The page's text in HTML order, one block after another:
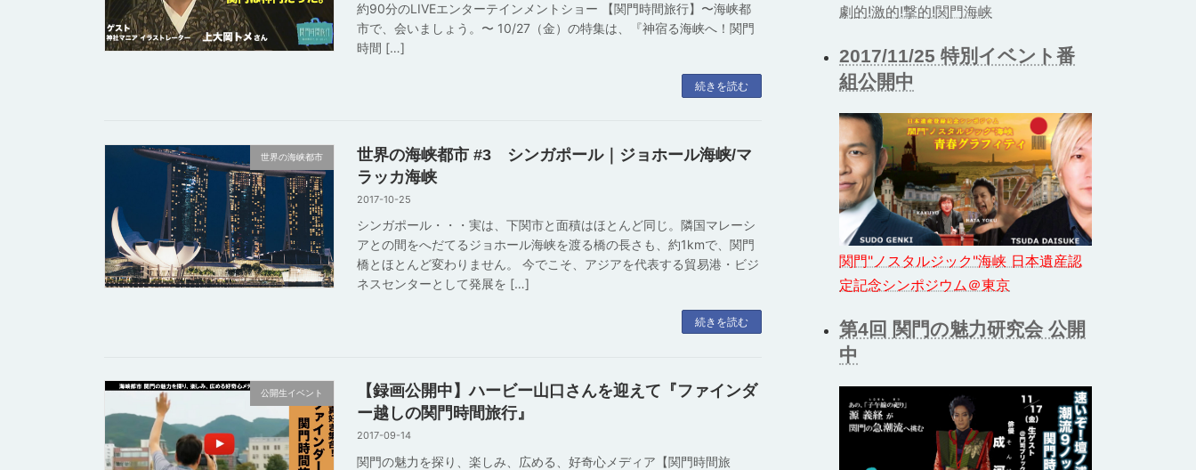
約90分のLIVEエンターテインメントショー 【関門時間旅行】〜海峡都
市で、会いましょう。〜 10/27（金）の特集は、『神宿る海峡へ！関門
時間 […]
続きを読む
世界の海峡都市
世界の海峡都市 #3 シンガポール｜ジョホール海峡/マ
ラッカ海峡
2017-10-25
シンガポール・・・実は、下関市と面積はほとんど同じ。隣国マレーシ
アとの間をへだてるジョホール海峡を渡る橋の長さも、約1kmで、関門
橋とほとんど変わりません。 今でこそ、アジアを代表する貿易港・ビジ
ネスセンターとして発展を […]
続きを読む
公開生イベント
【録画公開中】ハービー山口さんを迎えて『ファインダ
ー越しの関門時間旅行』
2017-09-14
関門の魅力を探り、楽しみ、広める、好奇心メディア【関門時間旅
劇的!激的!撃的!関門海峡
2017/11/25 特別イベント番
組公開中
関門"ノスタルジック"海峡 日本遺産認
定記念シンポジウム＠東京
第4回 関門の魅力研究会 公開
中